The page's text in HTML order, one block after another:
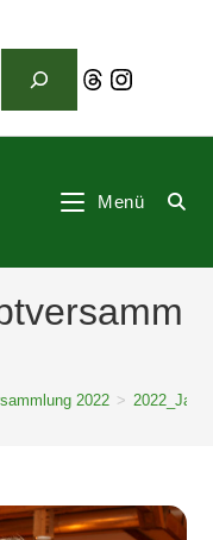
ThreadsInstagram
Menü
2022 >